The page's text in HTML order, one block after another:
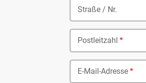
Straße / Nr.
Postleitzahl
E-Mail-Adresse